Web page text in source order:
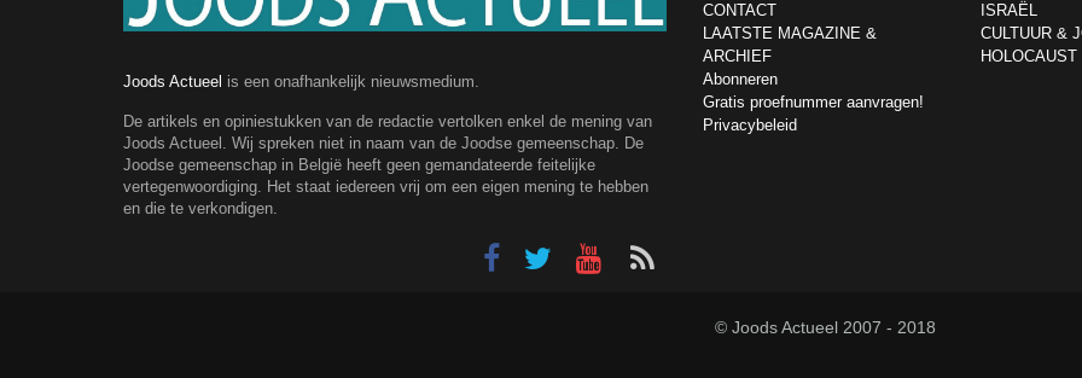
Joods Actueel is een onafhankelijk nieuwsmedium.
De artikels en opiniestukken van de redactie vertolken enkel de mening van
Joods Actueel. Wij spreken niet in naam van de Joodse gemeenschap. De
Joodse gemeenschap in België heeft geen gemandateerde feitelijke
vertegenwoordiging. Het staat iedereen vrij om een eigen mening te hebben
en die te verkondigen.
CONTACT
LAATSTE MAGAZINE &
ARCHIEF
Abonneren
Gratis proefnummer aanvragen!
Privacybeleid
ISRAËL
CULTUUR &
HOLOCAUST
© Joods Actueel 2007 - 2018